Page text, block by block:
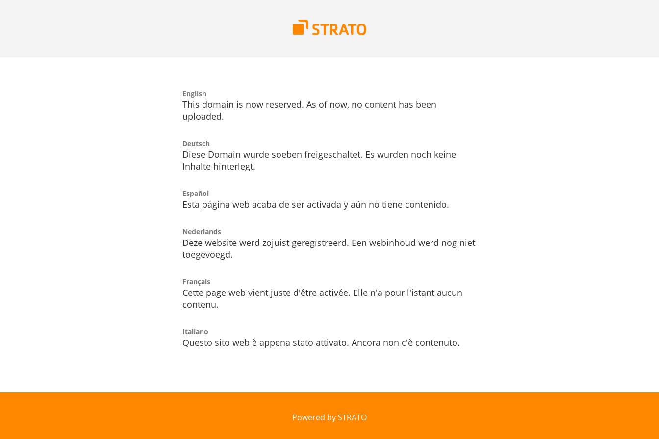
English
This domain is now reserved. As of now, no content has been
uploaded.
Deutsch
Diese Domain wurde soeben freigeschaltet. Es wurden noch keine
Inhalte hinterlegt.
Español
Esta página web acaba de ser activada y aún no tiene contenido.
Nederlands
Deze website werd zojuist geregistreerd. Een webinhoud werd nog niet
toegevoegd.
Français
Cette page web vient juste d'être activée. Elle n'a pour l'istant aucun
contenu.
Italiano
Questo sito web è appena stato attivato. Ancora non c'è contenuto.
Powered by STRATO